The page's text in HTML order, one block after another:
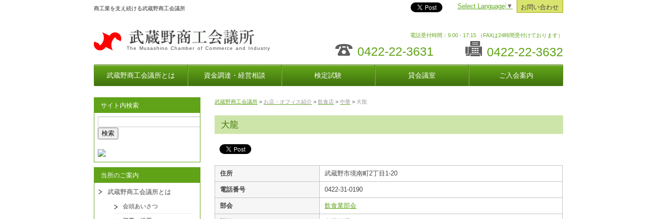
商工業を支え続ける武蔵野商工会議所 お問い合わせ
Select Language ▼
The Musashino Chamber of Commerce and Industry
電話受付時間：9:00 - 17:15 （FAXは24時間受付けております）
0422-22-3631 0422-22-3632
武蔵野商工会議所とは 資金調達・経営相談 検定試験 貸会議室 ご入会案内
サイト内検索
当所のご案内
武蔵野商工会議所とは
会頭あいさつ
武蔵野商工会議所 > お店・オフィス紹介 >飲食店 >中華 > 大龍
大龍
住所 武蔵野市境南町2丁目1-20
電話番号 0422-31-0190
部会 飲食業部会